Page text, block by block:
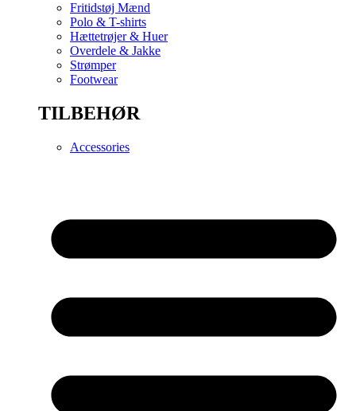
Fritidstøj Mænd
Polo & T-shirts
Hættetrøjer & Huer
Overdele & Jakke
Strømper
Footwear
TILBEHØR
Accessories